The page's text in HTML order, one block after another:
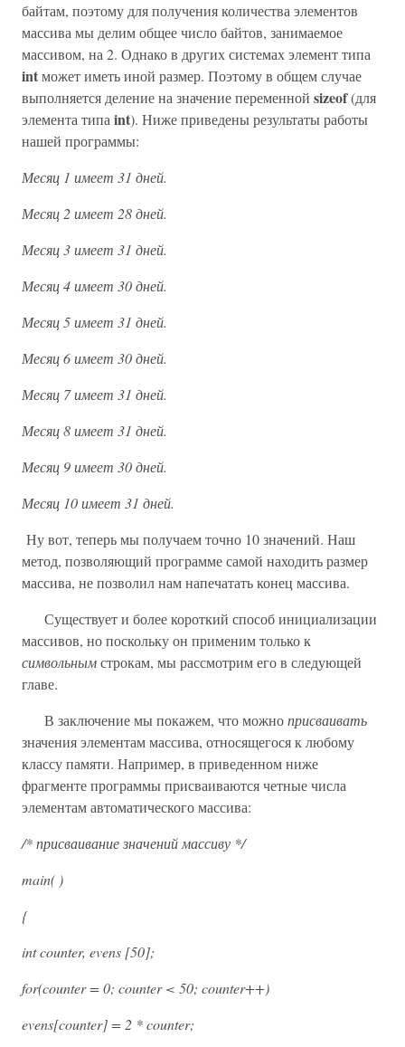
байтам, поэтому для получения количества элементов
массива мы делим общее число байтов, занимаемое
массивом, на 2. Однако в других системах элемент типа
intможет иметь иной размер. Поэтому в общем случае
выполняется деление на значение переменной sizeof(для
элемента типа int). Ниже приведены результаты работы
нашей программы:
Месяц 1 имеет 31 дней.
Месяц 2 имеет 28 дней.
Месяц 3 имеет 31 дней.
Месяц 4 имеет 30 дней.
Месяц 5 имеет 31 дней.
Месяц 6 имеет 30 дней.
Месяц 7 имеет 31 дней.
Месяц 8 имеет 31 дней.
Месяц 9 имеет 30 дней.
Месяц 10 имеет 31 дней.
Ну вот, теперь мы получаем точно 10 значений. Наш
метод, позволяющий программе самой находить размер
массива, не позволил нам напечатать конец массива.
Существует и более короткий способ инициализации
массивов, но поскольку он применим только к
символьнымстрокам, мы рассмотрим его в следующей
главе.
В заключение мы покажем, что можноприсваивать
значения элементам массива, относящегося к любому
классу памяти. Например, в приведенном ниже
фрагменте программы присваиваются четные числа
элементам автоматического массива:
/* присваивание значений массиву */
main( )
{
int counter, evens [50];
for(counter = 0; counter < 50; counter++)
evens[counter] = 2 * counter;